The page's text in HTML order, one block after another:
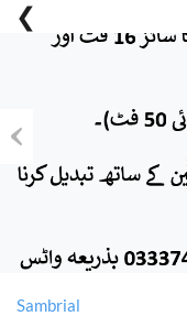
Previous
Sambrial